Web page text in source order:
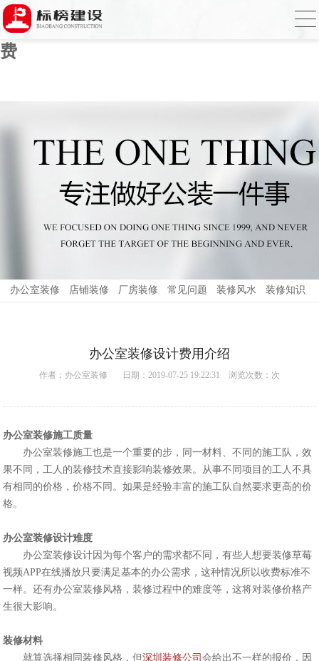
草莓视频污版APP下载,草莓视频APP在线
播放,国产草莓视频在线观看,草莓视频色免
费
办公室装修 店铺装修 厂房装修 常见问题 装修风水 装修知识
办公室装修设计费用介绍
作者： 办公室装修 日期：2019-07-25 19:22:31 浏览次数： 次
办公室装修施工质量
办公室装修施工也是一个重要的步，同一材料、不同的施工队，效
果不同，工人的装修技术直接影响装修效果。从事不同项目的工人不具
有相同的价格，价格不同。如果是经验丰富的施工队自然要求更高的价
格。
办公室装修设计难度
办公室装修设计因为每个客户的需求都不同，有些人想要装修草莓
视频APP在线播放只要满足基本的办公需求，这种情况所以收费标准不
一样。还有办公室装修风格，装修过程中的难度等，这将对装修价格产
生很大影响。
装修材料
就算选择相同装修风格，但深圳装修公司会给出不一样的报价，因